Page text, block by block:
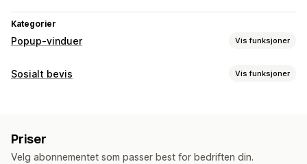
Kategorier
Popup-vinduer Vis funksjoner
Popup-typer
Egendefinerte popup-vinduer
Sosialt bevis Vis funksjoner
Priser
Velg abonnementet som passer best for bedriften din.